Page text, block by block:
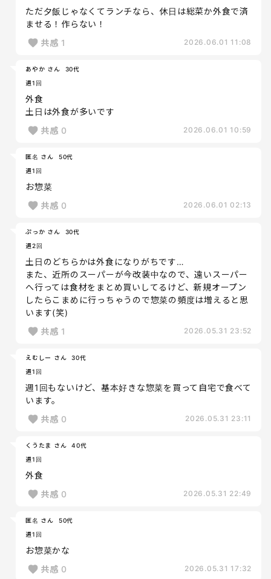
ただ夕飯じゃなくてランチなら、休日は総菜か外食で済
ませる！作らない！
共感 1 2026.06.01 11:08
あやか さん
30代
週1回
外食
土日は外食が多いです
共感 0 2026.06.01 10:59
匿名 さん
50代
週1回
お惣菜
共感 0 2026.06.01 02:13
ぷっか さん
30代
週2回
土日のどちらかは外食になりがちです…
また、近所のスーパーが今改装中なので、遠いスーパー
へ行っては食材をまとめ買いしてるけど、新規オープン
したらこまめに行っちゃうので惣菜の頻度は増えると思
います(笑)
共感 1 2026.05.31 23:52
えむしー さん
30代
週1回
週1回もないけど、基本好きな惣菜を買って自宅で食べて
います。
共感 0 2026.05.31 23:11
くうたま さん
40代
週1回
外食
共感 0 2026.05.31 22:49
匿名 さん
50代
週1回
お惣菜かな
共感 0 2026.05.31 17:32